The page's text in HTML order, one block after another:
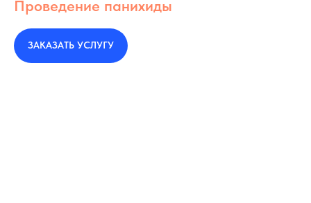
Проведение панихиды
ЗАКАЗАТЬ УСЛУГУ